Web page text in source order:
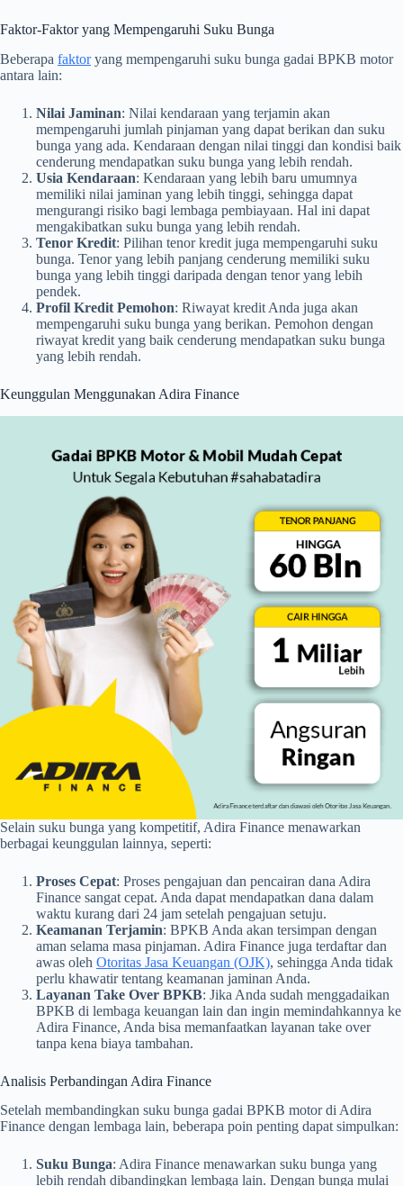
Faktor-Faktor yang Mempengaruhi Suku Bunga
Beberapa faktoryang mempengaruhi suku bunga gadai BPKB motor
antara lain:
Nilai Jaminan: Nilai kendaraan yang terjamin akan
mempengaruhi jumlah pinjaman yang dapat berikan dan suku
bunga yang ada. Kendaraan dengan nilai tinggi dan kondisi baik
cenderung mendapatkan suku bunga yang lebih rendah.
Usia Kendaraan: Kendaraan yang lebih baru umumnya
memiliki nilai jaminan yang lebih tinggi, sehingga dapat
mengurangi risiko bagi lembaga pembiayaan. Hal ini dapat
mengakibatkan suku bunga yang lebih rendah.
Tenor Kredit: Pilihan tenor kredit juga mempengaruhi suku
bunga. Tenor yang lebih panjang cenderung memiliki suku
bunga yang lebih tinggi daripada dengan tenor yang lebih
pendek.
Profil Kredit Pemohon: Riwayat kredit Anda juga akan
mempengaruhi suku bunga yang berikan. Pemohon dengan
riwayat kredit yang baik cenderung mendapatkan suku bunga
yang lebih rendah.
Keunggulan Menggunakan Adira Finance
Selain suku bunga yang kompetitif, Adira Finance menawarkan
berbagai keunggulan lainnya, seperti:
Proses Cepat: Proses pengajuan dan pencairan dana Adira
Finance sangat cepat. Anda dapat mendapatkan dana dalam
waktu kurang dari 24 jam setelah pengajuan setuju.
Keamanan Terjamin: BPKB Anda akan tersimpan dengan
aman selama masa pinjaman. Adira Finance juga terdaftar dan
awas oleh Otoritas Jasa Keuangan (OJK), sehingga Anda tidak
perlu khawatir tentang keamanan jaminan Anda.
Layanan Take Over BPKB: Jika Anda sudah menggadaikan
BPKB di lembaga keuangan lain dan ingin memindahkannya ke
Adira Finance, Anda bisa memanfaatkan layanan take over
tanpa kena biaya tambahan.
Analisis Perbandingan Adira Finance
Setelah membandingkan suku bunga gadai BPKB motor di Adira
Finance dengan lembaga lain, beberapa poin penting dapat simpulkan:
Suku Bunga: Adira Finance menawarkan suku bunga yang
lebih rendah dibandingkan lembaga lain. Dengan bunga mulai